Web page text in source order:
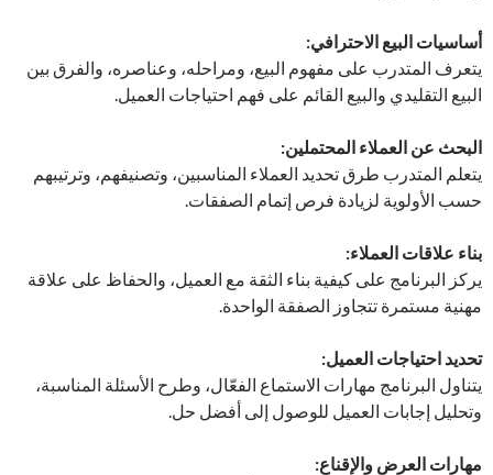
أساسيات البيع الاحترافي:
يتعرف المتدرب على مفهوم البيع، ومراحله، وعناصره، والفرق بين
البيع التقليدي والبيع القائم على فهم احتياجات العميل.
البحث عن العملاء المحتملين:
يتعلم المتدرب طرق تحديد العملاء المناسبين، وتصنيفهم، وترتيبهم
حسب الأولوية لزيادة فرص إتمام الصفقات.
بناء علاقات العملاء:
يركز البرنامج على كيفية بناء الثقة مع العميل، والحفاظ على علاقة
مهنية مستمرة تتجاوز الصفقة الواحدة.
تحديد احتياجات العميل:
يتناول البرنامج مهارات الاستماع الفعّال، وطرح الأسئلة المناسبة،
وتحليل إجابات العميل للوصول إلى أفضل حل.
مهارات العرض والإقناع: